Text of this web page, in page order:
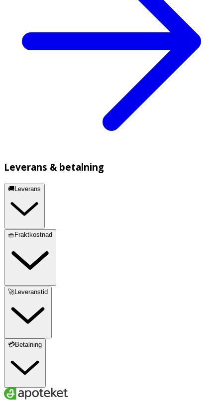
Leverans & betalning
🚚Leverans
🧺Fraktkostnad
🚀Leveranstid
💳Betalning